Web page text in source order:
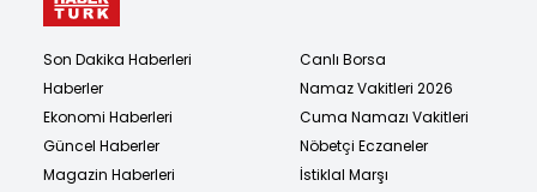
Son Dakika Haberleri
Haberler
Ekonomi Haberleri
Güncel Haberler
Magazin Haberleri
Canlı Borsa
Namaz Vakitleri 2026
Cuma Namazı Vakitleri
Nöbetçi Eczaneler
İstiklal Marşı